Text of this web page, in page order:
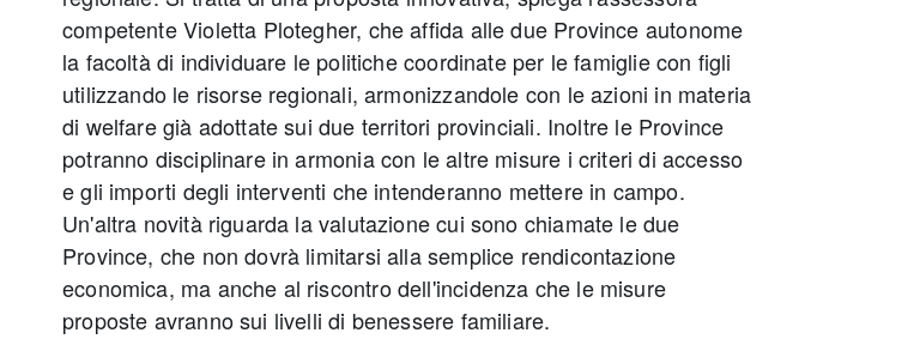
competente Violetta Plotegher, che affida alle due Province autonome
la facoltà di individuare le politiche coordinate per le famiglie con figli
utilizzando le risorse regionali, armonizzandole con le azioni in materia
di welfare già adottate sui due territori provinciali. Inoltre le Province
potranno disciplinare in armonia con le altre misure i criteri di accesso
e gli importi degli interventi che intenderanno mettere in campo.
Un'altra novità riguarda la valutazione cui sono chiamate le due
Province, che non dovrà limitarsi alla semplice rendicontazione
economica, ma anche al riscontro dell'incidenza che le misure
proposte avranno sui livelli di benessere familiare.